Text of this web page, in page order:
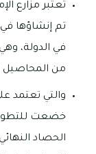
تعتبر مزارع
في الدولة،
من المحاصيل
والتي تعتمد
خضعت للتطوير
الحصاد